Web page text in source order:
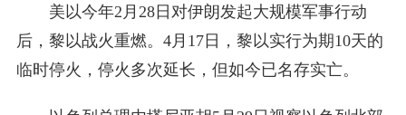
美以今年2月28日对伊朗发起大规模军事行动
后，黎以战火重燃。4月17日，黎以实行为期10天的
临时停火，停火多次延长，但如今已名存实亡。